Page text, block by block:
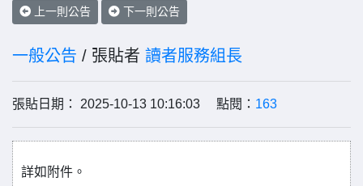
上一則公告 下一則公告
一般公告 / 張貼者 讀者服務組長
張貼日期： 2025-10-13 10:16:03 點閱： 163
詳如附件。